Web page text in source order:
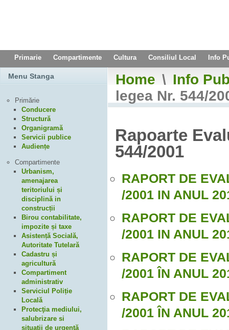
Primarie Compartimente Cultura Consiliul Local Info
Home \ Info
legea Nr. 544/
Rapoarte
544/2001
RAPORT DE
/2001 IN ANUL
RAPORT DE
/2001 IN ANUL
RAPORT DE
/2001 ÎN ANUL
RAPORT DE
/2001 ÎN ANUL
Menu Stanga
Primărie
Conducere
Structură
Organigramă
Servicii publice
Audiențe
Compartimente
Urbanism,
amenajarea
teritoriului și
disciplină in
construcții
Birou contabilitate,
impozite și taxe
Asistență Socială,
Autoritate Tutelară
Cadastru și
agricultură
Compartiment
administrativ
Serviciul Poliție
Locală
Protecţia mediului,
salubrizare si
situaţii de urgenţă